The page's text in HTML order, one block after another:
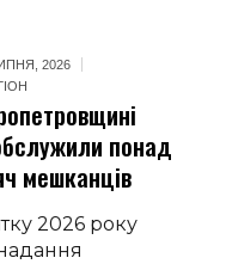
2026
понад
мешканців
2026 року